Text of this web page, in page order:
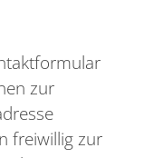
zur
freiwillig zur